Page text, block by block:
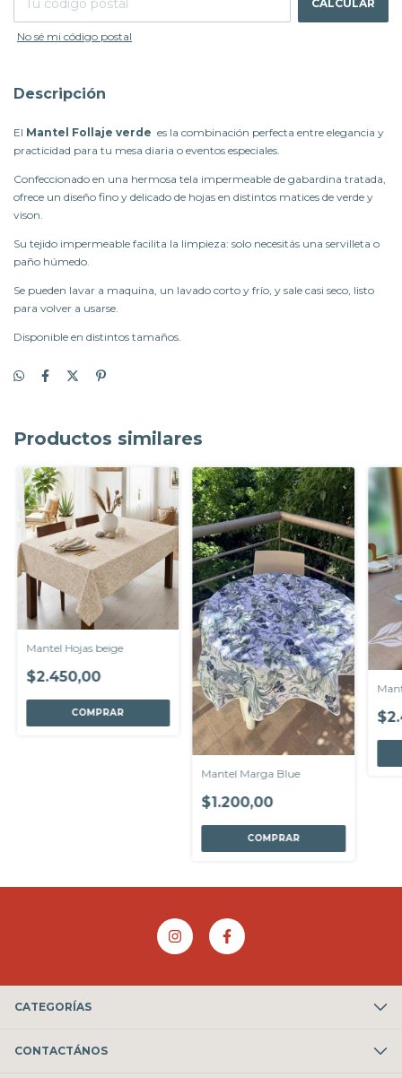
CALCULAR
No sé mi código postal
Descripción
El Mantel Follaje verde es la combinación perfecta entre elegancia y
practicidad para tu mesa diaria o eventos especiales.
Confeccionado en una hermosa tela impermeable de gabardina tratada,
ofrece un diseño fino y delicado de hojas en distintos matices de verde y
vison.
Su tejido impermeable facilita la limpieza: solo necesitás una servilleta o
paño húmedo.
Se pueden lavar a maquina, un lavado corto y frío, y sale casi seco, listo
para volver a usarse.
Disponible en distintos tamaños.
Productos similares
Mantel Hojas beige
$2.450,00
COMPRAR
Mantel Marga Blue
$1.200,00
COMPRAR
CATEGORÍAS
CONTACTÁNOS